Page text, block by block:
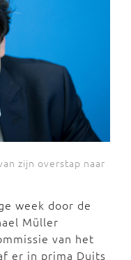
zijn overstap naar
week door de
Müller
van het
er in prima Duits